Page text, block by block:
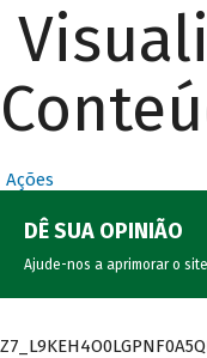
Ações
DÊ SUA OPINIÃO
Ajude-nos a aprimorar o